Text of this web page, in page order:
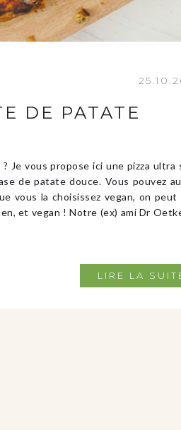
DE PATATE
Je vous propose ici une pizza ultra
de patate douce. Vous pouvez
vous la choisissez vegan, on peut
et vegan ! Notre (ex) ami Dr
LIRE LA